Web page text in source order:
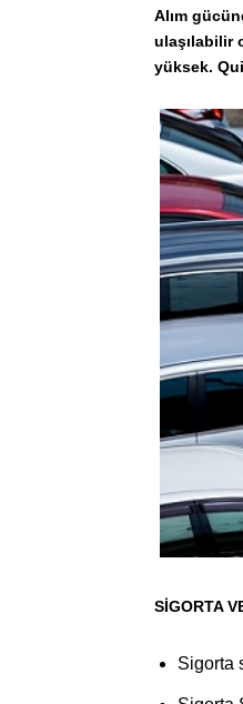
Alım
ulaşılabilir
yüksek.
SİGORTA
Sigorta